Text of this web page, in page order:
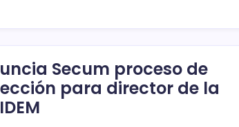
Secum proceso de
para director de la